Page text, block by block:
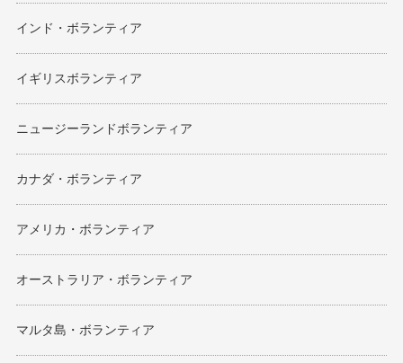
インド・ボランティア
イギリスボランティア
ニュージーランドボランティア
カナダ・ボランティア
アメリカ・ボランティア
オーストラリア・ボランティア
マルタ島・ボランティア